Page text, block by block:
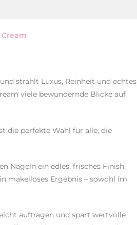
strahlt Luxus, Reinheit und echtes
viele bewundernde Blicke auf
die perfekte Wahl für alle, die
Nägeln ein edles, frisches Finish.
makelloses Ergebnis – sowohl im
auftragen und spart wertvolle